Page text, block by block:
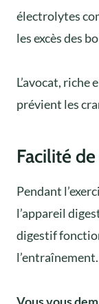
électrolytes
les excès des
L’avocat, riche
prévient les
Facilité
Pendant
l’appareil
digestif
l’entraînement.